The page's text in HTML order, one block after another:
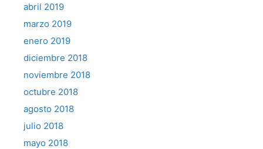
abril 2019
marzo 2019
enero 2019
diciembre 2018
noviembre 2018
octubre 2018
agosto 2018
julio 2018
mayo 2018